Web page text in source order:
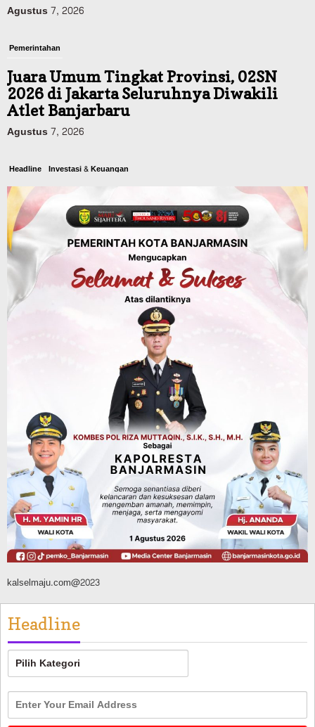
Agustus 7, 2026
Pemerintahan
Juara Umum Tingkat Provinsi, 02SN
2026 di Jakarta Seluruhnya Diwakili
Atlet Banjarbaru
Agustus 7, 2026
Headline Investasi & Keuangan
KUA-PPAS 2027 Banjarbaru Defisit 170
Miliar, Pendapatan 1,2 Triliun Belanja
1,37 Triliun, Tutup Kekurangan dari
SiLPA
Agustus 7, 2026
Kalsel
Operasi Sikat Intan 2026 Berakhir, Polda
Kalsel Amankan Ribuan Miras Hingga
Pemerintahan Sosial & Keagamaan
Banjarmasin Pilot Project Perlinsos
Digital, Target 30 Persen IKD Masih
Jauh, Komisi II DPR Turun Tangan
Agustus 7, 2026
kalselmaju.com@2023
Headline
Headline